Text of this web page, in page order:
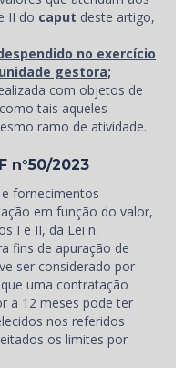
II do caput deste artigo,
no exercício
gestora;
com objetos de
tais aqueles
ramo de atividade.
n°50/2023
fornecimentos
em função do valor,
I e II, da Lei n.
fins de apuração de
ser considerado por
uma contratação
a 12 meses pode ter
nos referidos
os limites por